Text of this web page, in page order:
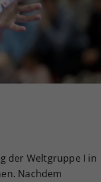
der Weltgruppe I in
Nachdem
falls der
eingestellt hat.